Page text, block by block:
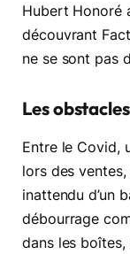
Hubert Honoré
découvrant
ne se sont pas
Les
Entre le Covid,
lors des
inattendu d’un
débourrage
dans les